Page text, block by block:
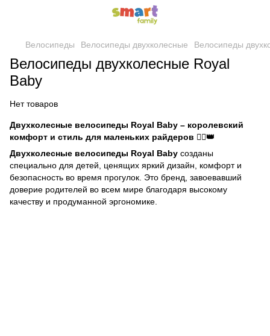
Велосипеды Велосипеды двухколесные Велосипеды
Велосипеды двухколесные Royal
Baby
Нет товаров
Двухколесные велосипеды Royal Baby – королевский
комфорт и стиль для маленьких райдеров 🚴‍♀️👑
Двухколесные велосипеды Royal Baby созданы
специально для детей, ценящих яркий дизайн, комфорт и
безопасность во время прогулок. Это бренд, завоевавший
доверие родителей во всем мире благодаря высокому
качеству и продуманной эргономике.